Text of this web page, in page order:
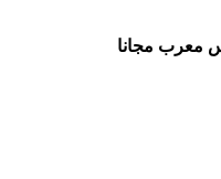
معرب مجانا